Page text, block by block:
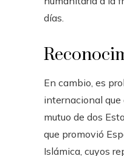
días.
En cambio, es
internacional
mutuo de dos
que promovió
Islámica, cuyos